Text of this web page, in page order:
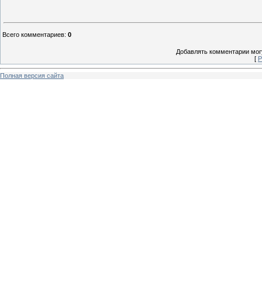
Всего комментариев: 0
Добавлять комментарии
[
Полная версия сайта